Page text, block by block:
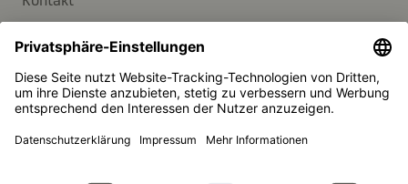
Newsletter
Presse
Kikkoman ist ein eingetragenes Warenzeichen der Kikkoman
© Kikkoman Trading Europe GmbH 2023 – 2026